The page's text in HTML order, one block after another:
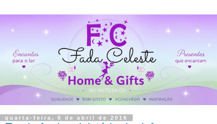
quarta-feira, 6 de abril de 2016